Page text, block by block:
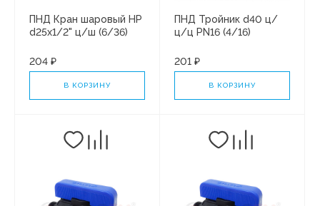
ПНД Кран шаровый НР
d25х1/2" ц/ш (6/36)
204 ₽
В КОРЗИНУ
ПНД Тройник d40 ц/
ц/ц PN16 (4/16)
201 ₽
В КОРЗИНУ